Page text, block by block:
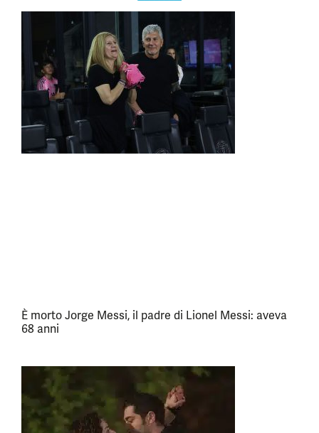
È morto Jorge Messi, il padre di Lionel Messi: aveva
68 anni